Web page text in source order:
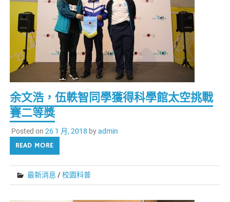
余文浩，伍軼智同學獲得科學館太空挑戰
賽二等獎
Posted on 26 1 月, 2018 byadmin
READ MORE
最新消息 /校園科普